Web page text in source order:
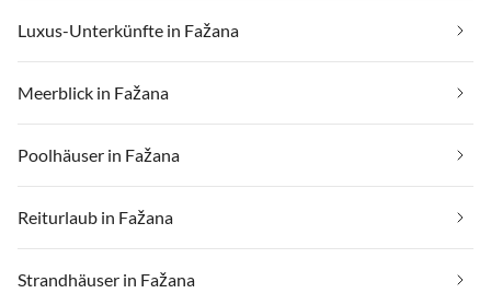
Luxus-Unterkünfte in Fažana
Meerblick in Fažana
Poolhäuser in Fažana
Reiturlaub in Fažana
Strandhäuser in Fažana